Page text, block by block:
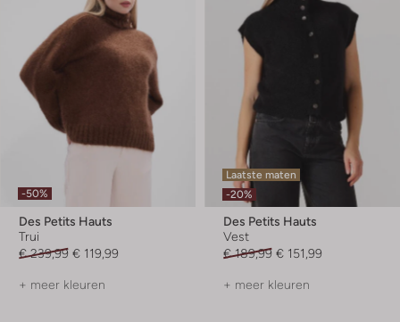
-50%
Des Petits Hauts
Trui
€ 239,99 € 119,99
+ meer kleuren
Laatste maten
-20%
Des Petits Hauts
Vest
€ 189,99 € 151,99
+ meer kleuren